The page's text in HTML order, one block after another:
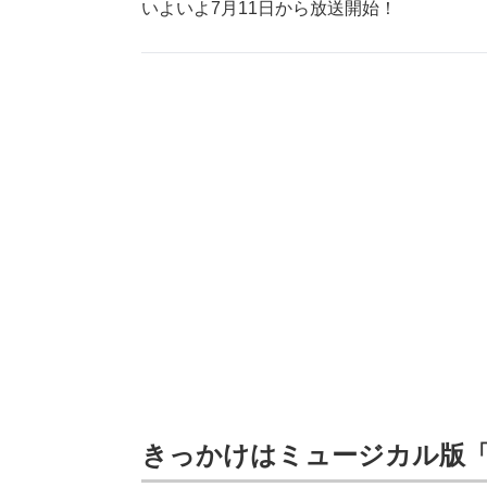
いよいよ7月11日から放送開始！
きっかけはミュージカル版